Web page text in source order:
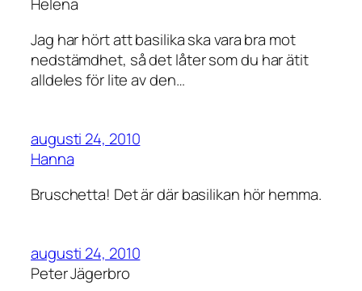
Helena
Jag har hört att basilika ska vara bra mot
nedstämdhet, så det låter som du har ätit
alldeles för lite av den…
augusti 24, 2010
Hanna
Bruschetta! Det är där basilikan hör hemma.
augusti 24, 2010
Peter Jägerbro